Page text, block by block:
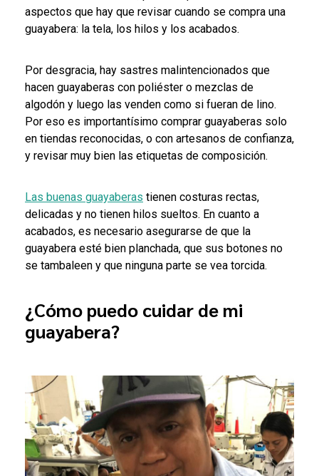
aspectos que hay que revisar cuando se compra una
guayabera: la tela, los hilos y los acabados.
Por desgracia, hay sastres malintencionados que
hacen guayaberas con poliéster o mezclas de
algodón y luego las venden como si fueran de lino.
Por eso es importantísimo comprar guayaberas solo
en tiendas reconocidas, o con artesanos de confianza,
y revisar muy bien las etiquetas de composición.
Las buenas guayaberas tienen costuras rectas,
delicadas y no tienen hilos sueltos. En cuanto a
acabados, es necesario asegurarse de que la
guayabera esté bien planchada, que sus botones no
se tambaleen y que ninguna parte se vea torcida.
¿Cómo puedo cuidar de mi
guayabera?